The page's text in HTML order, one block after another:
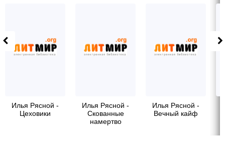
Илья Рясной -
Цеховики
Илья Рясной -
Скованные
намертво
Илья Рясной -
Вечный кайф